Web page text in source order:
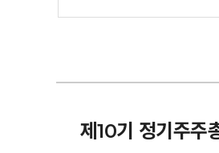
제10기 정기주주